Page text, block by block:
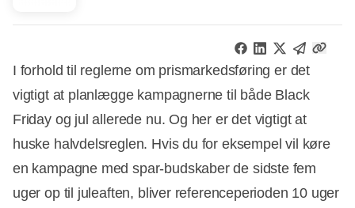
I forhold til reglerne om prismarkedsføring er det
vigtigt at planlægge kampagnerne til både Black
Friday og jul allerede nu. Og her er det vigtigt at
huske halvdelsreglen. Hvis du for eksempel vil køre
en kampagne med spar-budskaber de sidste fem
uger op til juleaften, bliver referenceperioden 10 uger